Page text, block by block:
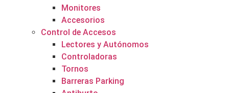
Monitores
Accesorios
Control de Accesos
Lectores y Autónomos
Controladoras
Tornos
Barreras Parking